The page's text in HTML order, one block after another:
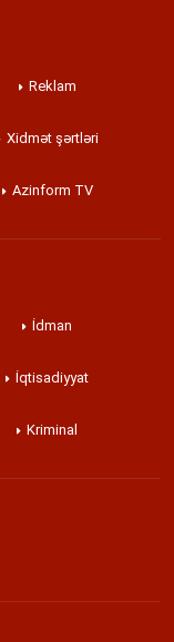
Reklam
Xidmət şərtləri
Azinform TV
İdman
İqtisadiyyat
Kriminal